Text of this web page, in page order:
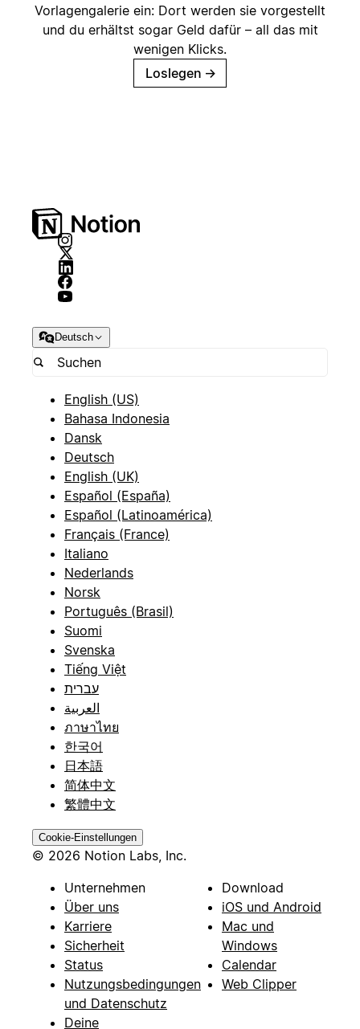
Vorlagengalerie ein: Dort werden sie vorgestellt
und du erhältst sogar Geld dafür – all das mit
wenigen Klicks.
Loslegen →
Deutsch
English (US)
Bahasa Indonesia
Dansk
Deutsch
English (UK)
Español (España)
Español (Latinoamérica)
Français (France)
Italiano
Nederlands
Norsk
Português (Brasil)
Suomi
Svenska
Tiếng Việt
עברית
العربية
ภาษาไทย
한국어
日本語
简体中文
繁體中文
Cookie-Einstellungen
© 2026 Notion Labs, Inc.
Unternehmen
Über uns
Karriere
Sicherheit
Status
Nutzungsbedingungen
und Datenschutz
Deine
Download
iOS und Android
Mac und
Windows
Calendar
Web Clipper